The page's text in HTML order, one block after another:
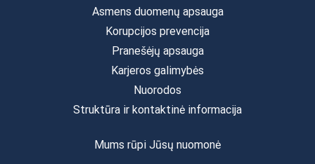
Asmens duomenų apsauga
Korupcijos prevencija
Pranešėjų apsauga
Karjeros galimybės
Nuorodos
Struktūra ir kontaktinė informacija
Mums rūpi Jūsų nuomonė